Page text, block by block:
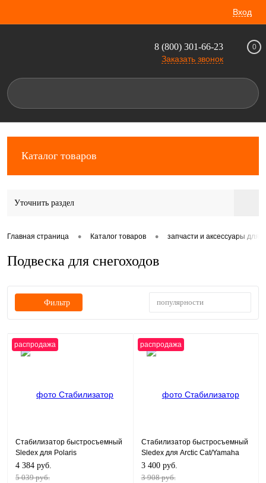
Вход
8 (800) 301-66-23
Заказать звонок
0
Каталог товаров
Уточнить раздел
Главная страница • Каталог товаров • запчасти и аксессуары для
Подвеска для снегоходов
Фильтр популярности
распродажа
Стабилизатор быстросъемный
Sledex для Polaris
550/600/800/850
4 384 руб.
5 039 руб.
распродажа
Стабилизатор быстросъемный
Sledex для Arctic Cat/Yamaha
3 400 руб.
3 908 руб.